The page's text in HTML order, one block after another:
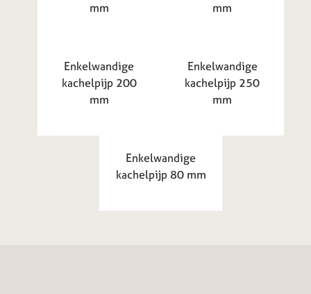
mm
mm
Enkelwandige
kachelpijp 200
mm
Enkelwandige
kachelpijp 250
mm
Enkelwandige
kachelpijp 80 mm